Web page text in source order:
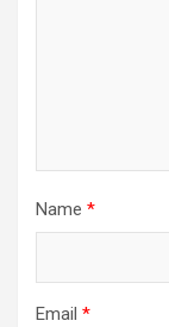
Name *
Email *